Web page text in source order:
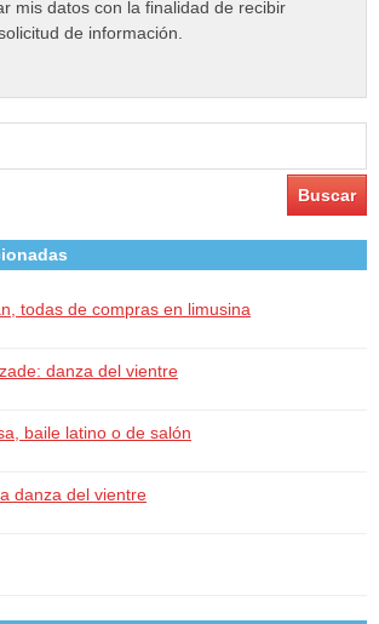
mis datos con la finalidad de recibir
de información.
todas de compras en limusina
danza del vientre
baile latino o de salón
danza del vientre